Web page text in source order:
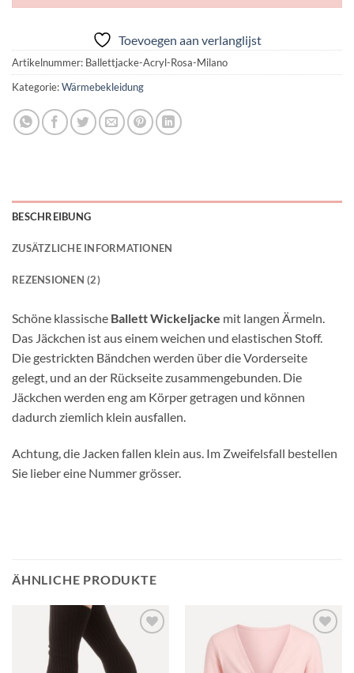
Toevoegen aan verlanglijst
Artikelnummer: Ballettjacke-Acryl-Rosa-Milano
Kategorie:Wärmebekleidung
BESCHREIBUNG
ZUSÄTZLICHE INFORMATIONEN
REZENSIONEN (2)
Schöne klassische Ballett Wickeljacke mit langen Ärmeln.
Das Jäckchen ist aus einem weichen und elastischen Stoff.
Die gestrickten Bändchen werden über die Vorderseite
gelegt, und an der Rückseite zusammengebunden. Die
Jäckchen werden eng am Körper getragen und können
dadurch ziemlich klein ausfallen.
Achtung, die Jacken fallen klein aus. Im Zweifelsfall bestellen
Sie lieber eine Nummer grösser.
ÄHNLICHE PRODUKTE
Toevoegen
aan
verlanglijst
verlanglijst